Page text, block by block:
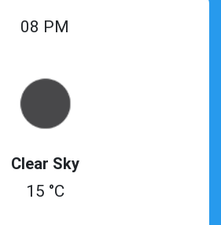
08 PM
Clear Sky
15 °C